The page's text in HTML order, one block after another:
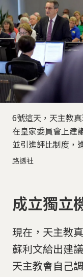
6號這天，天主教
在皇家委員會上建
並引進評比制度，
路透社
成立獨立
現在，天主教
蘇利文給出建
天主教會自己